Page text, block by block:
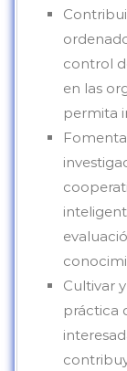
control
en las
permita
Cultivar
práctica